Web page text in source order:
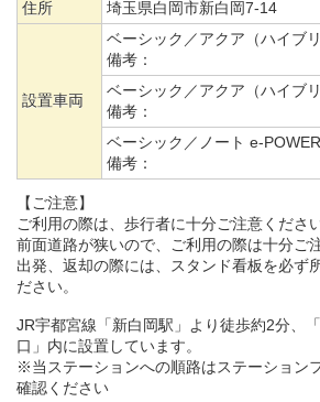
住所 埼玉県白岡市新白岡7-14
設置車両
ベーシック／アクア（ハイブ
備考：
ベーシック／アクア（ハイブ
備考：
ベーシック／ノート e-POWER
備考：
【ご注意】
ご利用の際は、歩行者に十分ご注意ください
前面道路が狭いので、ご利用の際は十分ご
出発、返却の際には、スタンド看板を必ず
ださい。
JR宇都宮線「新白岡駅」より徒歩約2分、
口」内に設置しています。
※当ステーションへの順路はステーション
確認ください